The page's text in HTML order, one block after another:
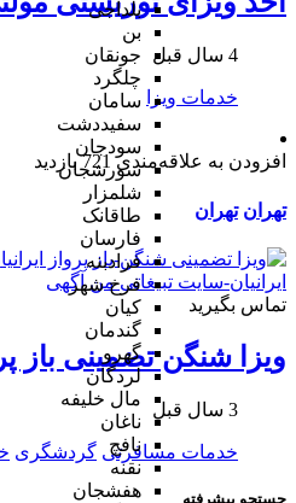
بلداجی
بن
جونقان
چلگرد
سامان
سفیددشت
سودجان
سورشجان
شلمزار
طاقانک
فارسان
فرادبنه
فرخ شهر
کیان
گندمان
گهرو
لردگان
مال خلیفه
ناغان
نافچ
نقنه
هفشجان
4 سال قبل
خدمات ویزا
افزودن به علاقه‌مندی 721 بازدید
تهران تهران
تماس بگیرید
ویزا شنگن تضمینی باز
3 سال قبل
خدمات مسافرتی گردشگری
جستجو پیشرفته